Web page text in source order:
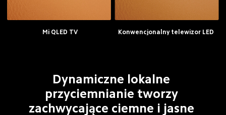
Mi QLED TV Konwencjonalny telewizor LED
Dynamiczne lokalne
przyciemnianie tworzy
zachwycające ciemne i jasne